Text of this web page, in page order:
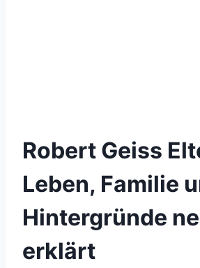
Robert Geiss
Leben, Familie
Hintergründe
erklärt